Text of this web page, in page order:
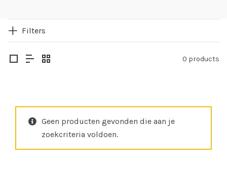
Filters
0 products
Geen producten gevonden die aan je
zoekcriteria voldoen.